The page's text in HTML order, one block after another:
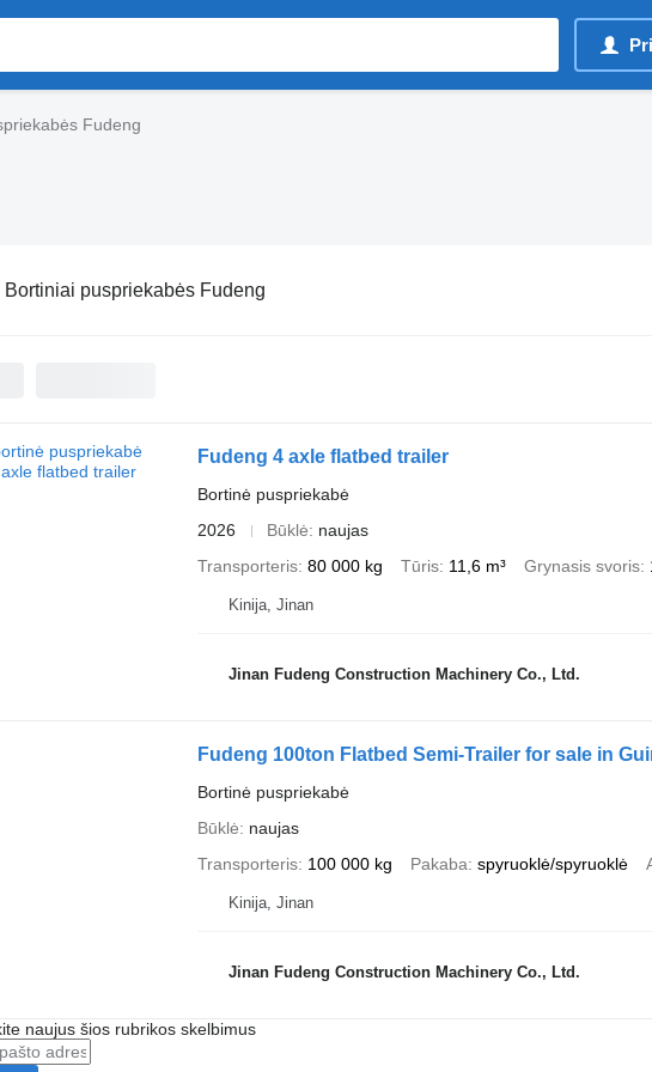
Fudeng
Bortiniai puspriekabės Fudeng
Fudeng 4 axle flatbed trailer
Bortinė puspriekabė
2026
Būklė
naujas
Transporteris 80 000 kg Tūris 11,6 m³ Grynasis svoris
Kinija, Jinan
Jinan Fudeng Construction Machinery Co., Ltd.
Fudeng 100ton Flatbed Semi-Trailer for sale in
Bortinė puspriekabė
Būklė
naujas
Transporteris 100 000 kg Pakaba spyruoklė/spyruoklė
Kinija, Jinan
Jinan Fudeng Construction Machinery Co., Ltd.
naujus šios rubrikos skelbimus